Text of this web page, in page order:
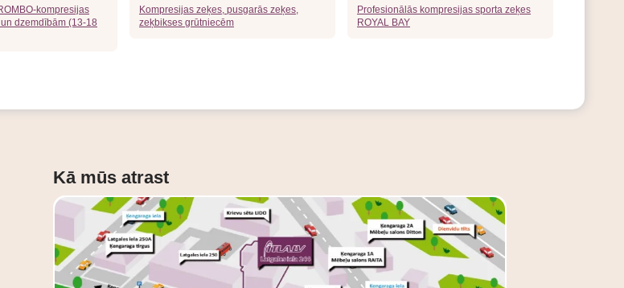
kompresijas
dzemdībām (13-18
Kompresijas zeķes, pusgarās zeķes,
zeķbikses grūtniecēm
Profesionālās kompresijas sporta zeķes
ROYAL BAY
Kā mūs atrast